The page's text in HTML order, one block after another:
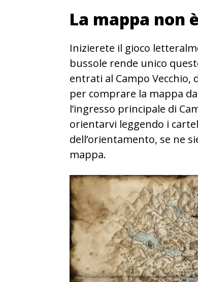
La mappa non
Inizierete il gioco
bussole rende unico
entrati al Campo Vecchio,
per comprare la mappa
l’ingresso principale di
orientarvi leggendo i
dell’orientamento, se ne
mappa.